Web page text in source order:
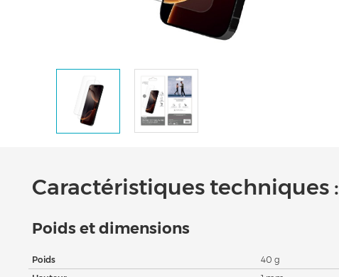
Caractéristiques techniques :
Poids et dimensions
Poids
40 g